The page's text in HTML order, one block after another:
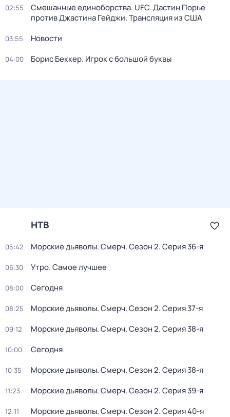
02:55
Смешанные единоборства. UFC. Дастин Порье
против Джастина Гейджи. Трансляция из США
03:55 Новости
04:00 Борис Беккер. Игрок с большой буквы
НТВ
05:42 Морские дьяволы. Смерч. Сезон 2. Серия 36-я
06:30 Утро. Самое лучшее
08:00 Сегодня
08:25 Морские дьяволы. Смерч. Сезон 2. Серия 37-я
09:12 Морские дьяволы. Смерч. Сезон 2. Серия 38-я
10:00 Сегодня
10:35 Морские дьяволы. Смерч. Сезон 2. Серия 38-я
11:23 Морские дьяволы. Смерч. Сезон 2. Серия 39-я
12:11 Морские дьяволы. Смерч. Сезон 2. Серия 40-я